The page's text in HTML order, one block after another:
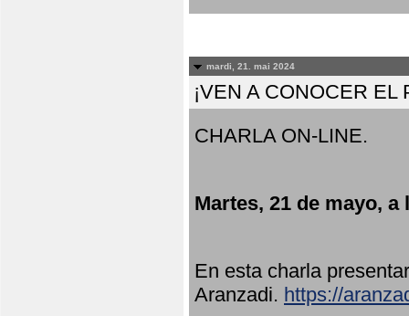
mardi, 21. mai 2024
¡VEN A CONOCER
CHARLA ON-LINE.
Martes, 21 de mayo, a
En esta charla
Aranzadi. https://